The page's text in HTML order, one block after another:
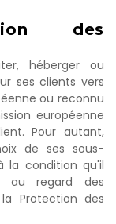
des
héberger ou
ses clients vers
ou reconnu
européenne
Pour autant,
de ses sous-
la condition qu'il
au regard des
Protection des